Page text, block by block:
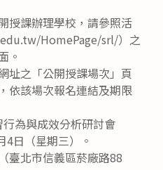
授課辦理學校，請參照活
HomePage/srl/）之
。
址之「公開授課場次」頁
依該場次報名連結及期限
為與成效分析研討會
4日（星期三）。
臺北市信義區菸廠路88